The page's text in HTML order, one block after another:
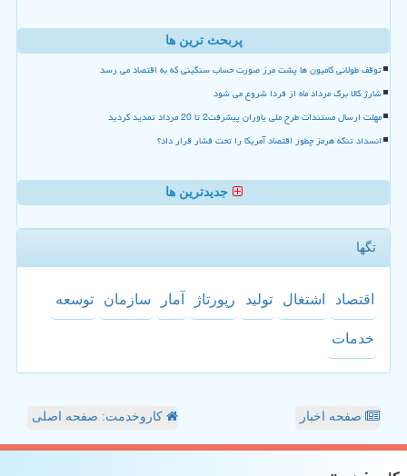
پربحث ترین ها
توقف طولانی کامیون ها پشت مرز صورت حساب سنگینی که به اقتصاد می رسد
شارژ کالا برگ مرداد ماه از فردا شروع می شود
مهلت ارسال مستندات طرح ملی یاوران پیشرفت2 تا 20 مرداد تمدید گردید
انسداد تنگه هرمز چطور اقتصاد آمریکا را تحت فشار قرار داد؟
جدیدترین ها
تگها
اقتصاد اشتغال تولید رپورتاژ آمار سازمان توسعه
خدمات
صفحه اخبار کاروخدمت: صفحه اصلی